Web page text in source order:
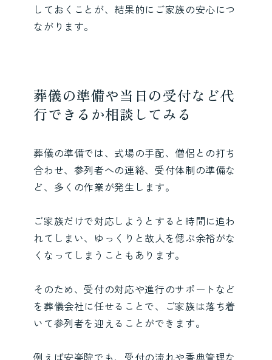
しておくことが、結果的にご家族の安心につ
ながります。
葬儀の準備や当日の受付など代
行できるか相談してみる
葬儀の準備では、式場の手配、僧侶との打ち
合わせ、参列者への連絡、受付体制の準備な
ど、多くの作業が発生します。
ご家族だけで対応しようとすると時間に追わ
れてしまい、ゆっくりと故人を偲ぶ余裕がな
くなってしまうこともあります。
そのため、受付の対応や進行のサポートなど
を葬儀会社に任せることで、ご家族は落ち着
いて参列者を迎えることができます。
例えば安楽院でも、受付の流れや香典管理な